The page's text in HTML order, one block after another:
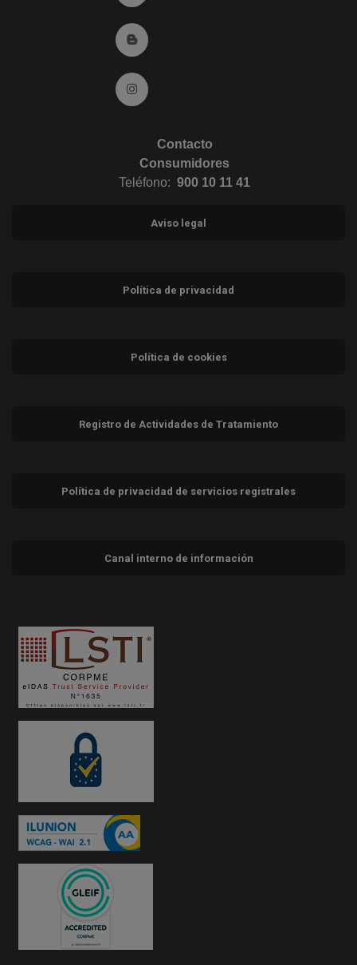
Ir al Blog (abre en ventana nueva)
Ir a Instagram (abre en ventana nueva)
Contacto
Consumidores
Teléfono: 900 10 11 41
Aviso legal
Política de privacidad
Política de cookies
Registro de Actividades de Tratamiento
Política de privacidad de servicios registrales
Canal interno de información